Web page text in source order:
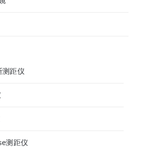
测距仪
测距仪